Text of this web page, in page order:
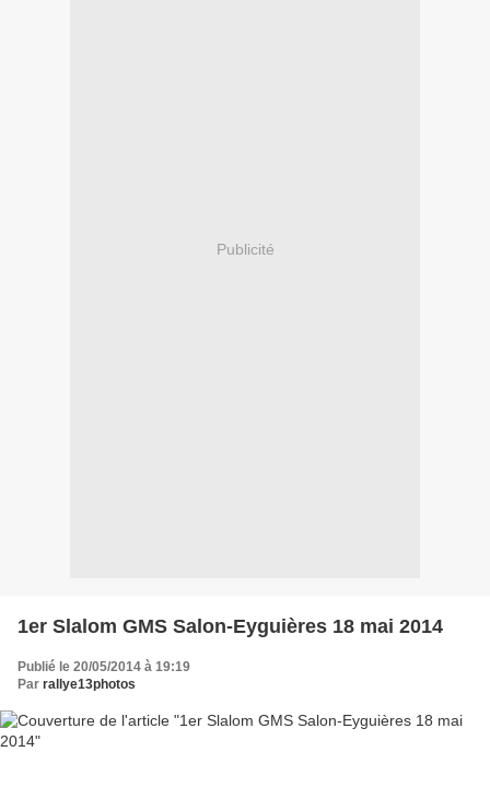
Publicité
1er Slalom GMS Salon-Eyguières 18 mai 2014
Publié le 20/05/2014 à 19:19
Par rallye13photos